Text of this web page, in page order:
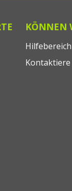
KÖNNEN
Hilfebereich
Kontaktiere